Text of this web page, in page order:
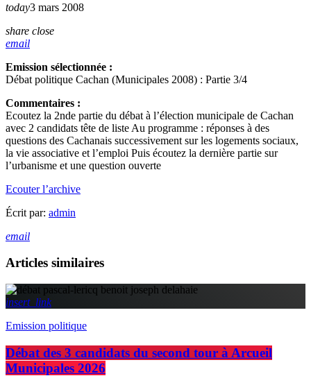
today3 mars 2008
share close
email
Emission sélectionnée :
Débat politique Cachan (Municipales 2008) : Partie 3/4
Commentaires :
Ecoutez la 2nde partie du débat à l’élection municipale de Cachan
avec 2 candidats tête de liste Au programme : réponses à des
questions des Cachanais successivement sur les logements sociaux,
la vie associative et l’emploi Puis écoutez la dernière partie sur
l’urbanisme et une question ouverte
Ecouter l’archive
Écrit par: admin
email
Articles similaires
insert_link
Emission politique
Débat des 3 candidats du second tour à Arcueil
Municipales 2026